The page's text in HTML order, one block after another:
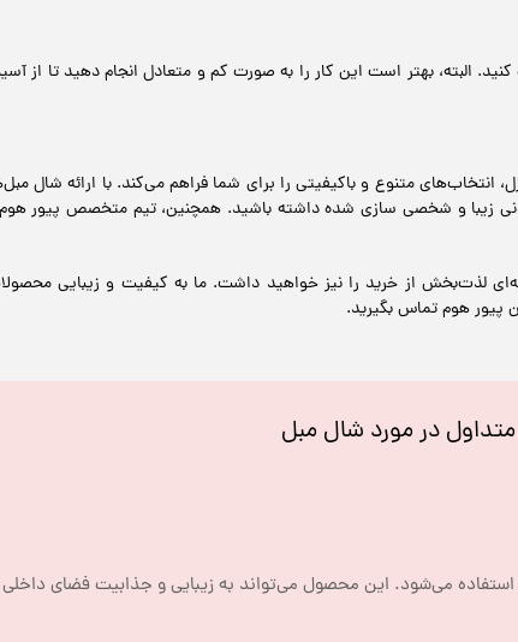
البته، بهتر است این کار را به صورت کم و متعادل انجام دهید تا از
متنوع و باکیفیتی را برای شما فراهم می‌کند. با ارائه شال
زیبا و شخصی سازی شده داشته باشید. همچنین، تیم متخصص پیور هوم
لذت‌بخش از خرید را نیز خواهید داشت. ما به کیفیت و زیبایی
پیور هوم تماس بگیرید.
در مورد شال مبل